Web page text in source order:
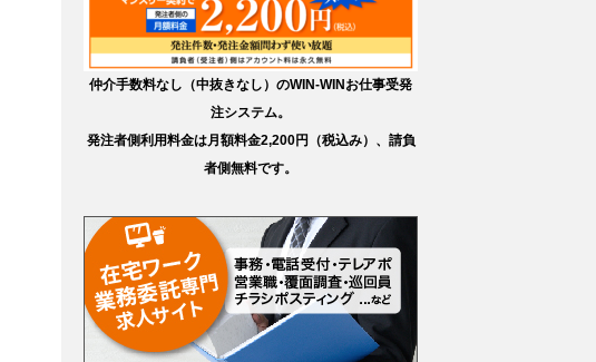
仲介手数料なし（中抜きなし）のWIN-WINお仕事受発
注システム。
発注者側利用料金は月額料金2,200円（税込み）、請負
者側無料です。